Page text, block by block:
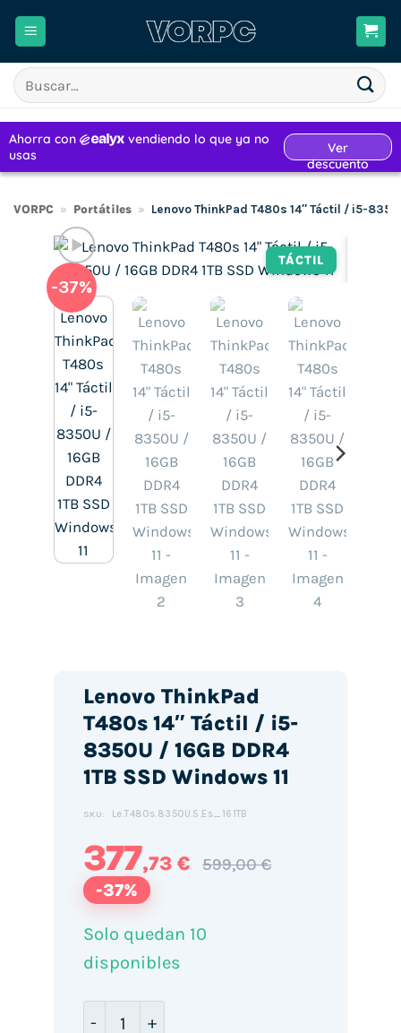
Buscar
por:
VORPC » Portátiles » Lenovo ThinkPad T480s 14″ Táctil / i5-
TÁCTIL
-37%
Lenovo ThinkPad
T480s 14″ Táctil / i5-
8350U / 16GB DDR4
1TB SSD Windows 11
SKU: Le.T480s.8350U.S.Es_161TB
377,73 € 599,00 €
-37%
Solo quedan 10
disponibles